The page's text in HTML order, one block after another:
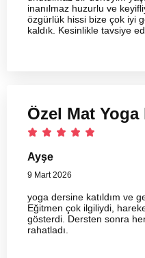
inanılmaz huzurlu ve
özgürlük hissi bize çok iyi
kaldık. Kesinlikle tavsiye
Özel Mat Yoga
Ayşe
9 Mart 2026
yoga dersine katıldım ve
Eğitmen çok ilgiliydi,
gösterdi. Dersten sonra
rahatladı.